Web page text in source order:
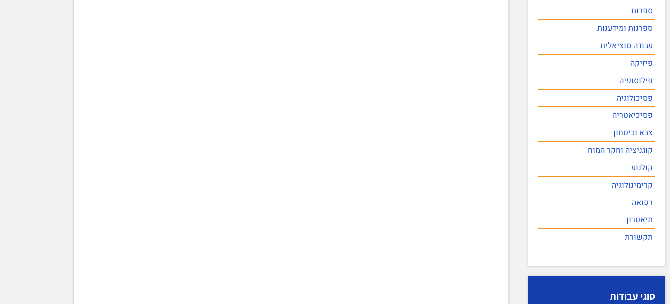
ספרות
ספרנות ומידענות
עבודה סוציאלית
פיזיקה
פילוסופיה
פסיכולוגיה
פסיכיאטריה
צבא וביטחון
קוגניציה וחקר המוח
קולנוע
קרימינולוגיה
רפואה
תיאטרון
תקשורת
סוגי עבודות